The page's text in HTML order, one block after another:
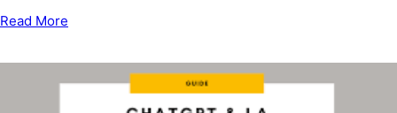
Read More